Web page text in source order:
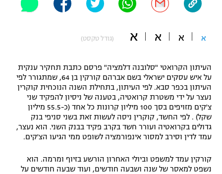
"מחצית בשכונה" – פודקאסט
תקנון משתתפים וזוכים בפרסים
תקנון עבור פעילות אלקטרה
תקנון עבור פעילות ספורט 1 – "מרלן"
טניס
גיימינג E-Sports
כדורמים
פוטבול אמריקאי NFL
בייסבול MLB
ספורט אתגרי ואקסטרים
אומנויות לחימה
א א א א (גודל טקסט)
העיתון הקרואטי "סלובנה דלמציה" פרסם כתבת תחקיר ענקית
על איש עסקים ישראלי בשם אברהם קורקין בן 64, שמתגורר לפי
העיתון בכפר סבא. לפי העיתון, בתחילת השנה הנוכחית קוקרין
נעצר על ידי משטרת קרואטיה, בטענה של ניסיון להפקיד שני
צ'קים מזויפים בסך 100 מיליון קרונות כל אחד (כ-55.5 מיליון
שקל) . לפי החשד, קוקרין ניסה לעשות זאת בשני סניפי בנק
גדולים בקרואטיה ועורר חשד בקרב פקיד בבנק השני. הוא נעצר,
עמד לדין וסירב למסור אינפורמציה לשופט ממי הגיעו הצ'קים.
קורקין עמד למשפט וביולי האחרון הורשע בזיוף ומרמה. הוא
נשפט למאסר של שנה ושבעה חודשים, ועוד שבעה חודשים על